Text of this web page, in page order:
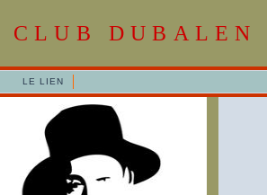
CLUB DUBALEN
LE LIEN